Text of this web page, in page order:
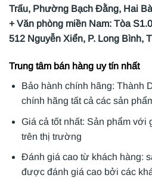
Trấu, Phường Bạch Đằng, Hai
+ Văn phòng miền Nam: Tòa
512 Nguyễn Xiển, P. Long Bình,
Trung tâm bán hàng uy tín nhất
Bảo hành chính hãng: Thành
chính hãng tất cả các sản
Giá cả tốt nhất: Sản phẩm với
trên thị trường
Đánh giá cao từ khách hàng:
được đánh giá cao bởi các